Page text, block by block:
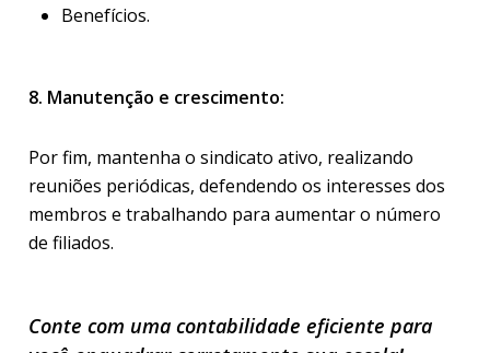
Benefícios.
8. Manutenção e crescimento:
Por fim, mantenha o sindicato ativo, realizando
reuniões periódicas, defendendo os interesses dos
membros e trabalhando para aumentar o número
de filiados.
Conte com uma contabilidade eficiente para